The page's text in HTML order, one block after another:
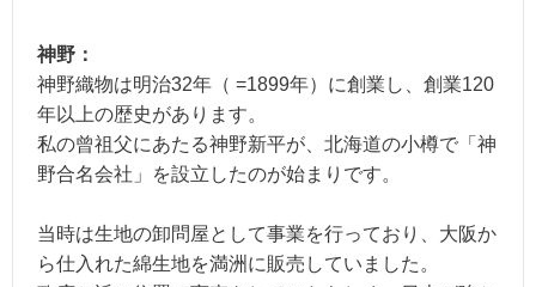
神野：
神野織物は明治32年（ =1899年）に創業し、創業120
年以上の歴史があります。
私の曾祖父にあたる神野新平が、北海道の小樽で「神
野合名会社」を設立したのが始まりです。
当時は生地の卸問屋として事業を行っており、大阪か
ら仕入れた綿生地を満洲に販売していました。